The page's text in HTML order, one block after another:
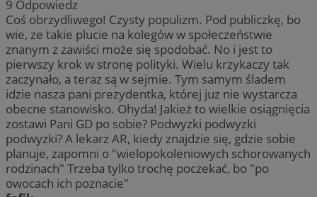
9 Odpowiedz
Coś obrzydliwego! Czysty populizm. Pod publiczkę, bo
wie, ze takie plucie na kolegów w społeczeństwie
znanym z zawiści może się spodobać. No i jest to
pierwszy krok w stronę polityki. Wielu krzykaczy tak
zaczynało, a teraz są w sejmie. Tym samym śladem
idzie nasza pani prezydentka, której juz nie wystarcza
obecne stanowisko. Ohyda! Jakież to wielkie osiągnięcia
zostawi Pani GD po sobie? Podwyzki podwyzki
podwyzki? A lekarz AR, kiedy znajdzie się, gdzie sobie
planuje, zapomni o "wielopokoleniowych schorowanych
rodzinach" Trzeba tylko trochę poczekać, bo "po
owocach ich poznacie"